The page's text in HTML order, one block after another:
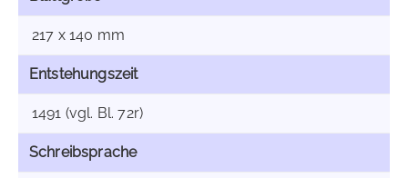
217 x 140 mm
Entstehungszeit
1491 (vgl. Bl. 72r)
Schreibsprache